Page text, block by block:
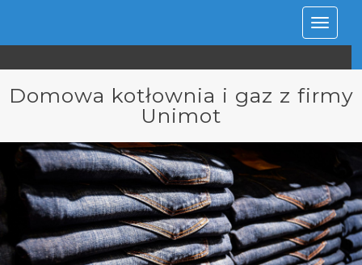
Rozwiń
Domowa kotłownia i gaz z firmy
Unimot